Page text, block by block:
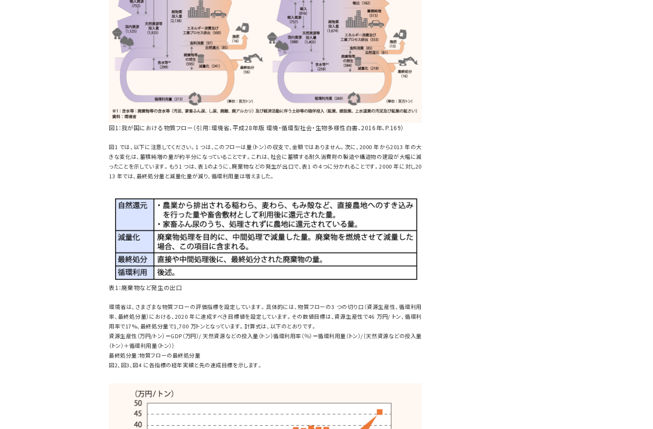
図1：我が国における物質フロー（引用：環境省、平成28年版 環境・循環型社会・生物多様性白書、2016年、P.169）
図1 では、以下に注意してください。1 つは、このフローは量（トン）の収支で、金額ではありません。次に、2000 年から2013 年の大
きな変化は、蓄積純増の量が約半分になっていることです。これは、社会に蓄積する耐久消費財の製造や構造物の建設が大幅に減
ったことを示しています。もう1 つは、表１のように、廃棄物などの発生が出口で、表1 の４つに分かれることです。2000 年に対し20
13 年では、最終処分量と減量化量が減り、循環利用量は増えました。
表1：廃棄物など発生の出口
環境省は、さまざまな物質フローの評価指標を設定しています。具体的には、物質フローの3 つの切り口（資源生産性、循環利用
率、最終処分量）における、2020 年に達成すべき目標値を設定しています。その数値目標は、資源生産性で46 万円/ トン、循環利
用率で17%、最終処分量で1,700 万トンとなっています。計算式は、以下のとおりです。
資源生産性（万円/トン）＝GDP（万円）/ 天然資源などの投入量（トン）循環利用率（％）＝循環利用量（トン）/｛天然資源などの投入量
（トン）＋循環利用量（トン）｝
最終処分量：物質フローの最終処分量
図2、図3、図4 に各指標の経年実績と先の達成目標を示します。